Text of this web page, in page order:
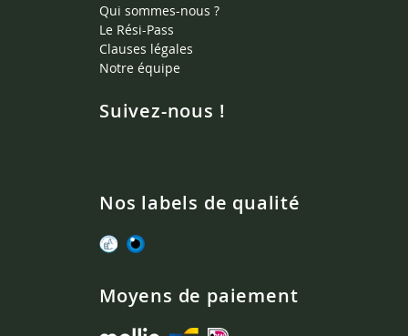
Qui sommes-nous ?
Le Rési-Pass
Clauses légales
Notre équipe
Suivez-nous !
Nos labels de qualité
Moyens de paiement